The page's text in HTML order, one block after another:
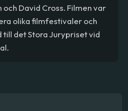
och David Cross. Filmen var
olika filmfestivaler och
till det Stora Jurypriset vid